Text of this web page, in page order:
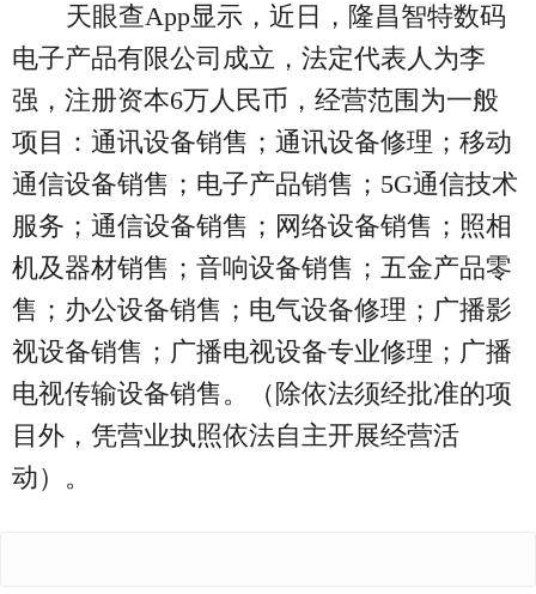
天眼查App显示，近日，隆昌智特数码
电子产品有限公司成立，法定代表人为李
强，注册资本6万人民币，经营范围为一般
项目：通讯设备销售；通讯设备修理；移动
通信设备销售；电子产品销售；5G通信技术
服务；通信设备销售；网络设备销售；照相
机及器材销售；音响设备销售；五金产品零
售；办公设备销售；电气设备修理；广播影
视设备销售；广播电视设备专业修理；广播
电视传输设备销售。（除依法须经批准的项
目外，凭营业执照依法自主开展经营活
动）。